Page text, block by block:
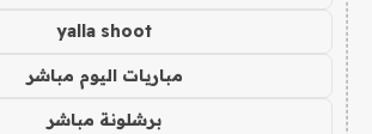
yalla shoot
مباريات اليوم مباشر
برشلونة مباشر